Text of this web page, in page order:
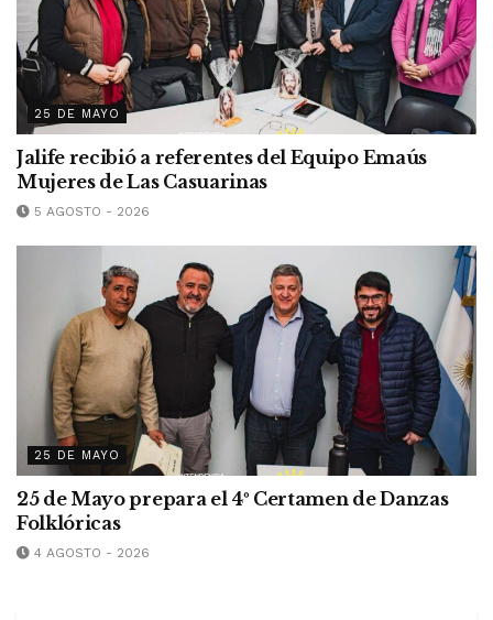
25 DE MAYO
Jalife recibió a referentes del Equipo Emaús
Mujeres de Las Casuarinas
5 AGOSTO - 2026
25 DE MAYO
25 de Mayo prepara el 4º Certamen de Danzas
Folklóricas
4 AGOSTO - 2026